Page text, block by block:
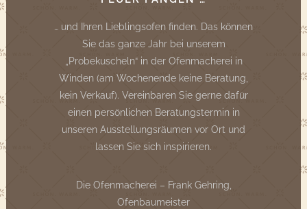
… und Ihren Lieblingsofen finden. Das können
Sie das ganze Jahr bei unserem
„Probekuscheln“ in der Ofenmacherei in
Winden (am Wochenende keine Beratung,
kein Verkauf). Vereinbaren Sie gerne dafür
einen persönlichen Beratungstermin in
unseren Ausstellungsräumen vor Ort und
lassen Sie sich inspirieren.
Die Ofenmacherei – Frank Gehring,
Ofenbaumeister